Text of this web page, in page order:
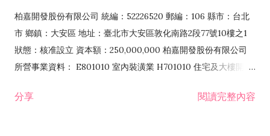
柏嘉開發股份有限公司 統編：52226520 郵編：106 縣市：台北
市 鄉鎮：大安區 地址：臺北市大安區敦化南路2段77號10樓之1
狀態：核准設立 資本額：250,000,000 柏嘉開發股份有限公司
所營事業資料： E801010 室內裝潢業 H701010 住宅及大樓開發
發業 H703090 不動產買賣業 H703100 不動產租賃業 I503010
分享 閱讀完整內容